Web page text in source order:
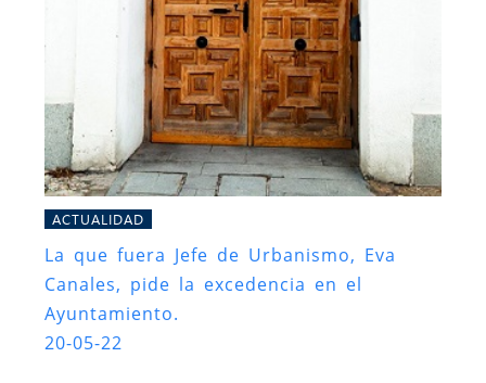
ACTUALIDAD
La que fuera Jefe de Urbanismo, Eva
Canales, pide la excedencia en el
Ayuntamiento.
20-05-22